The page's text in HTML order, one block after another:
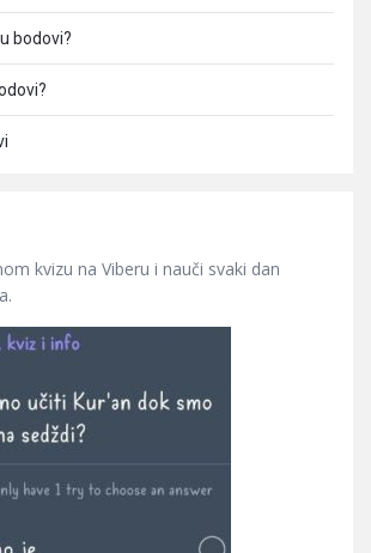
bodovi?
kvizu na Viberu i nauči svaki dan